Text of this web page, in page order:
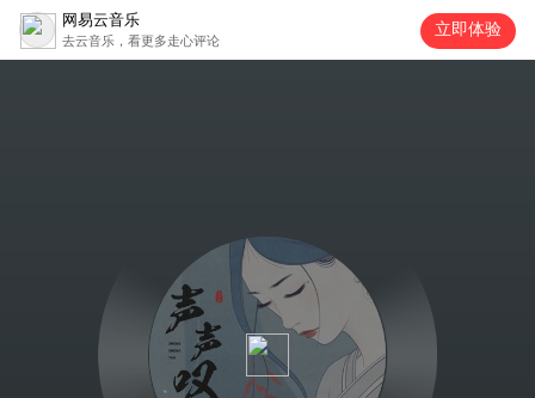
网易云音乐
去云音乐，看更多走心评论
立即体验